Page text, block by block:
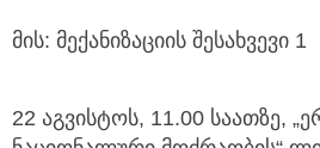
მის: მექანიზაციის შესახვევი 1
22 აგვისტოს, 11.00 საათზე,